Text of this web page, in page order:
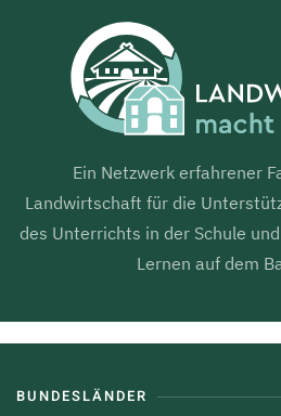
Ein Netzwerk erfahrener
Landwirtschaft für die
des Unterrichts in der Schule
Lernen auf dem
BUNDESLÄNDER